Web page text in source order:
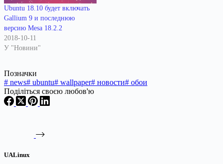
Ubuntu 18.10 будет включать
Gallium 9 и последнюю
версию Mesa 18.2.2
2018-10-11
У "Новини"
Позначки
# news# ubuntu# wallpaper# новости# обои
Поділіться своєю любов'ю
UALinux